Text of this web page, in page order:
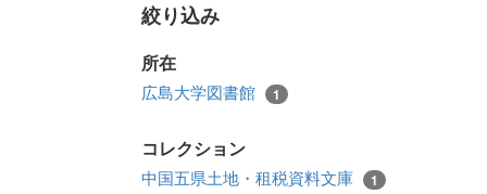
絞り込み
所在
広島大学図書館 1
コレクション
中国五県土地・租税資料文庫 1